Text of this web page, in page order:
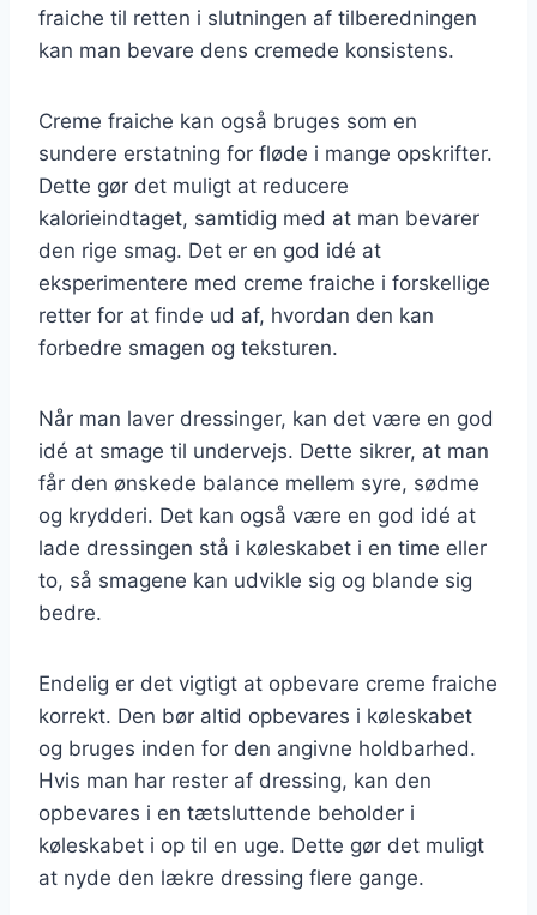
fraiche til retten i slutningen af tilberedningen
kan man bevare dens cremede konsistens.
Creme fraiche kan også bruges som en
sundere erstatning for fløde i mange opskrifter.
Dette gør det muligt at reducere
kalorieindtaget, samtidig med at man bevarer
den rige smag. Det er en god idé at
eksperimentere med creme fraiche i forskellige
retter for at finde ud af, hvordan den kan
forbedre smagen og teksturen.
Når man laver dressinger, kan det være en god
idé at smage til undervejs. Dette sikrer, at man
får den ønskede balance mellem syre, sødme
og krydderi. Det kan også være en god idé at
lade dressingen stå i køleskabet i en time eller
to, så smagene kan udvikle sig og blande sig
bedre.
Endelig er det vigtigt at opbevare creme fraiche
korrekt. Den bør altid opbevares i køleskabet
og bruges inden for den angivne holdbarhed.
Hvis man har rester af dressing, kan den
opbevares i en tætsluttende beholder i
køleskabet i op til en uge. Dette gør det muligt
at nyde den lækre dressing flere gange.